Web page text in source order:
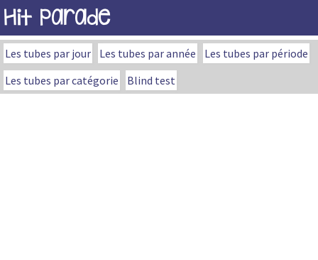
Hit Parade
Les tubes par jour Les tubes par année
Les tubes par période
Les tubes par catégorie
Blind test